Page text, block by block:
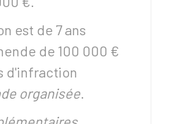
est de 7 ans
de 100 000 €
d'infraction
organisée.